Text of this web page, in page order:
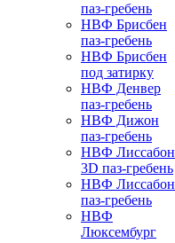
паз-гребень
НВФ Брисбен
паз-гребень
НВФ Брисбен
под затирку
НВФ Денвер
паз-гребень
НВФ Дижон
паз-гребень
НВФ Лиссабон
3D паз-гребень
НВФ Лиссабон
паз-гребень
НВФ
Люксембург